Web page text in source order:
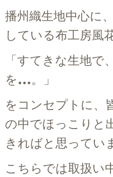
播州織生地中心に
している布工房風
「すてきな生地で
を…。」
をコンセプトに、
の中でほっこりと
きればと思ってい
こちらでは取扱い